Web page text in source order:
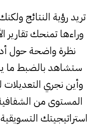
تريد رؤية النتائج
وراءها تمنحك تقارير
نظرة واضحة حول
ستشاهد بالضبط ما
وأين نجري
المستوى من
استراتيجيتك